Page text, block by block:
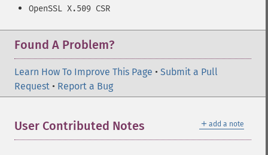
OpenSSL X.509 CSR
Found A Problem?
Learn How To Improve This Page • Submit a Pull
Request • Report a Bug
＋ add a note
User Contributed Notes